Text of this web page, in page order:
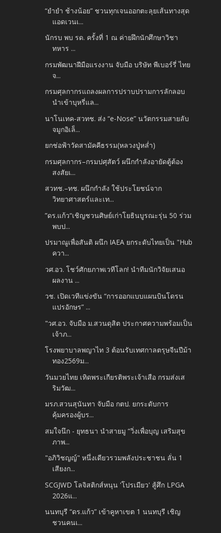
“ยำยำ ช้างน้อย” ชวนทุกเจนออกตะลุยเส้นทางสุด
แอดเวนเ...
นักรบ พบ รด. ครั้งที่ 1 ณ ค่ายฝึกนักศึกษาวิชา
ทหาร ...
กรมพัฒนาฝีมือแรงงาน จับมือ บริษัท พีเบอร์รี่ ไทย
จ...
กรมศุลกากรแถลงผลการปราบปรามการลักลอบ
นำเข้าบุหรี่แล...
นาโนเทค-สวทช. ส่ง “e-Nose” นวัตกรรมสายลับ
จมูกอิเล็...
ยกช่อฟ้าวัดสามัคคีธรรม(หลวงปู่หล่ำ)
กรมศุลกากร–กรมปศุสัตว์ ผนึกกำลังอายัดตู้ต้อง
สงสัยเ...
สวทช.–ทช. ผนึกกำลัง ใช้ประโยชน์จาก
วิทยาศาสตร์และเท...
”ดร.แก้ว“เชิญชวนศิษย์เก่าโยธินบูรณะรุ่น 50 ร่วม
พบป...
ปรมาณูเพื่อสันติ ผนึก IAEA ยกระดับไทยเป็น "Hub
ควา...
วศ.อว. โชว์ศักยภาพเวทีโลก! นำทีมนักวิจัยเสนอ
ผลงาน ...
วช. เปิดเวทีแข่งขัน “การออกแบบแผนบินโดรน
แปรอักษร” ...
"วศ.อว. จับมือ ม.สวนดุสิต ประกาศความพร้อมเป็น
เจ้าภ...
โรงพยาบาลพญาไท 3 ต้อนรับเทศกาลตรุษจีนปีม้า
ทอง2569ม...
วันมวยไทย เทิดพระเกียรติพระเจ้าเสือ กรมส่งเส
ริมวัฒ...
มรภ.สวนสุนันทา จับมือ กตป. ยกระดับการ
คุ้มครองผู้บร...
สมใจนึก - ยุทธนา นำสายมู “วิ่งเพื่อบุญ เสริมสุข
ภาพ...
"อภิวิชญญ์" หนึ่งเดียวรวมพลังประชาชน ลั่น 1
เสียงก...
SCGJWD โลจิสติกส์หนุน 'โปรเมียว' สู้ศึก LPGA
2026แ...
นนทบุรี “ดร.แก้ว” เข้าคูหาเขต 1 นนทบุรี เชิญ
ชวนคนเ...